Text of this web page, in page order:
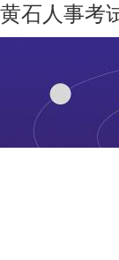
黄石人事考